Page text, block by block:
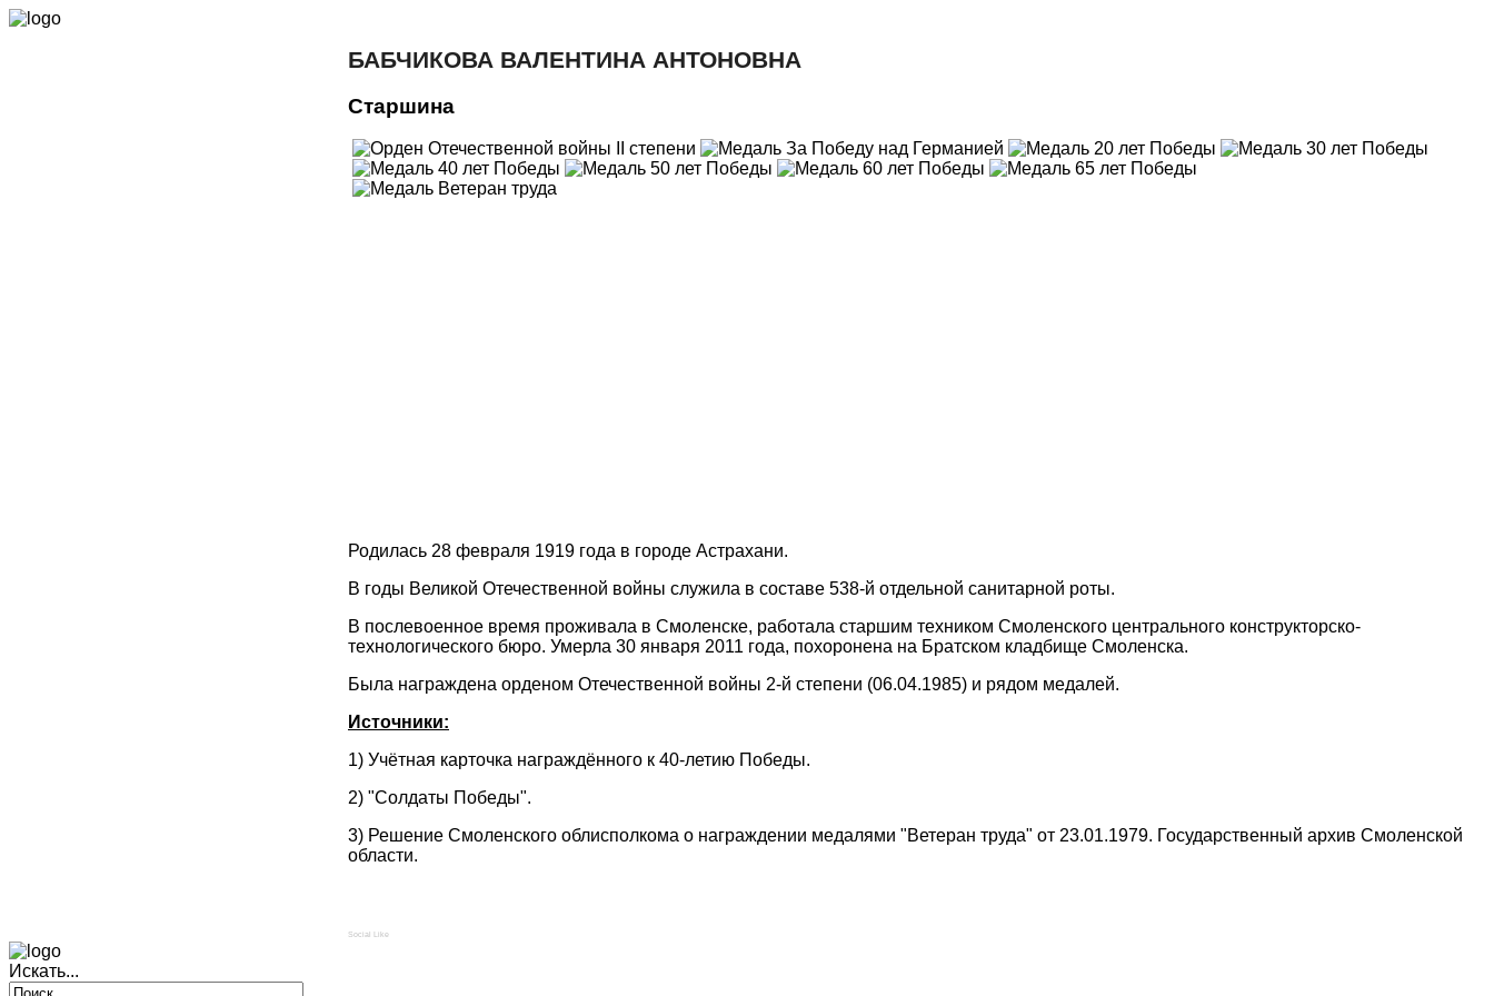
БАБЧИКОВА ВАЛЕНТИНА АНТОНОВНА
Старшина
Родилась 28 февраля 1919 года в городе Астрахани.
В годы Великой Отечественной войны служила в составе 538-й отдельной санитарной роты.
В послевоенное время проживала в Смоленске, работала старшим техником Смоленского центрального конструкторско-
технологического бюро. Умерла 30 января 2011 года, похоронена на Братском кладбище Смоленска.
Была награждена орденом Отечественной войны 2-й степени (06.04.1985) и рядом медалей.
Источники:
1) Учётная карточка награждённого к 40-летию Победы.
2) "Солдаты Победы".
3) Решение Смоленского облисполкома о награждении медалями "Ветеран труда" от 23.01.1979. Государственный архив Смоленской
области.
Social Like
Искать...